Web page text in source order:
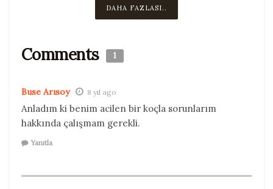
DAHA FAZLASI..
Comments 1
Buse Arısoy 8 yıl ago
Anladım ki benim acilen bir koçla sorunlarım
hakkında çalışmam gerekli.
Yanıtla